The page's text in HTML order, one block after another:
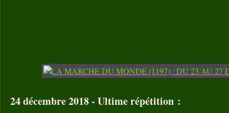
24 décembre 2018 - Ultime répétition :